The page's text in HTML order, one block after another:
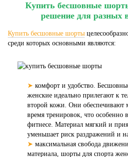
Купить бесшовные
решение для разных
Купить бесшовные шорты
среди которых основными являются:
➤ комфорт и удобство.
женские идеально прилегают к
второй кожи. Они обеспечивают
время тренировок, что особенно
фитнесе. Материал мягкий и
уменьшает риск раздражений и
➤ максимальная свобода
материала, шорты для спорта